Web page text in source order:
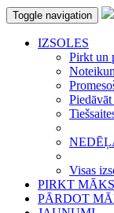
Toggle navigation
IZSOLES
Pirkt un
Visas
PIRKT
PĀRDOT